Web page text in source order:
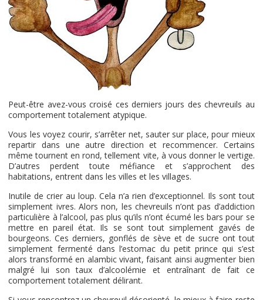
Peut-être avez-vous croisé ces derniers jours des chevreuils au
comportement totalement atypique.
Vous les voyez courir, s’arrêter net, sauter sur place, pour mieux
repartir dans une autre direction et recommencer. Certains
même tournent en rond, tellement vite, à vous donner le vertige.
D’autres perdent toute méfiance et s’approchent des
habitations, entrent dans les villes et les villages.
Inutile de crier au loup. Cela n’a rien d’exceptionnel. Ils sont tout
simplement ivres. Alors non, les chevreuils n’ont pas d’addiction
particulière à l’alcool, pas plus qu’ils n’ont écumé les bars pour se
mettre en pareil état. Ils se sont tout simplement gavés de
bourgeons. Ces derniers, gonflés de sève et de sucre ont tout
simplement fermenté dans l’estomac du petit prince qui s’est
alors transformé en alambic vivant, faisant ainsi augmenter bien
malgré lui son taux d’alcoolémie et entraînant de fait ce
comportement totalement délirant.